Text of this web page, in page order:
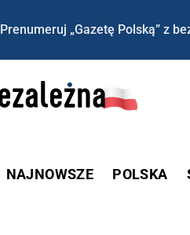
Prenumeruj „Gazetę Polską” z
NAJNOWSZE POLSKA